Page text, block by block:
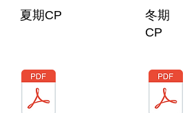
夏期CP
冬期
CP